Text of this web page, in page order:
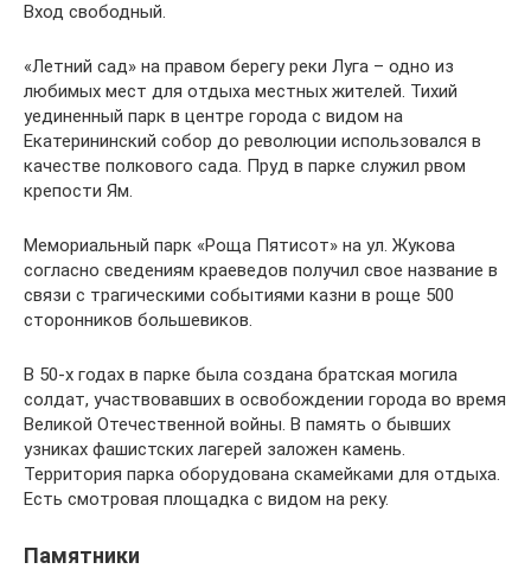
Вход свободный.
«Летний сад» на правом берегу реки Луга – одно из
любимых мест для отдыха местных жителей. Тихий
уединенный парк в центре города с видом на
Екатерининский собор до революции использовался в
качестве полкового сада. Пруд в парке служил рвом
крепости Ям.
Мемориальный парк «Роща Пятисот» на ул. Жукова
согласно сведениям краеведов получил свое название в
связи с трагическими событиями казни в роще 500
сторонников большевиков.
В 50-х годах в парке была создана братская могила
солдат, участвовавших в освобождении города во время
Великой Отечественной войны. В память о бывших
узниках фашистских лагерей заложен камень.
Территория парка оборудована скамейками для отдыха.
Есть смотровая площадка с видом на реку.
Памятники